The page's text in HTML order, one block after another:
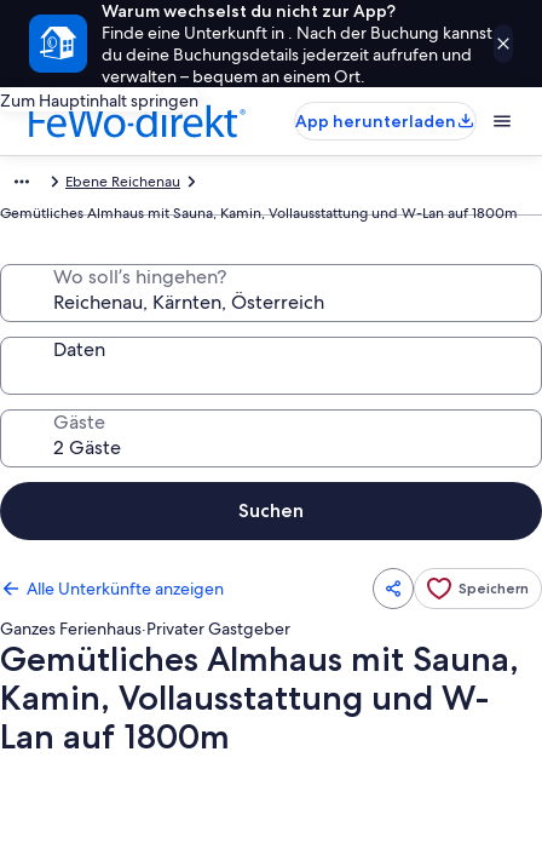
Warum wechselst du nicht zur App?
Finde eine Unterkunft in . Nach der Buchung kannst
du deine Buchungsdetails jederzeit aufrufen und
verwalten – bequem an einem Ort.
Zum Hauptinhalt springen
App herunterladen
Ebene Reichenau
Gemütliches Almhaus mit Sauna, Kamin, Vollausstattung und W-Lan auf 1800m
Wo soll’s hingehen?
Daten
Gäste
Suchen
Alle Unterkünfte anzeigen Speichern
Ganzes Ferienhaus·Privater Gastgeber
Gemütliches Almhaus mit Sauna,
Kamin, Vollausstattung und W-
Lan auf 1800m